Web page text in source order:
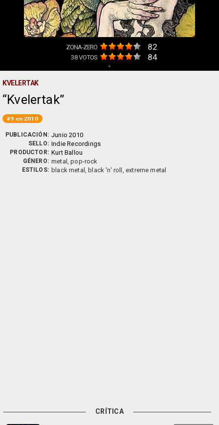
ZONA-ZERO 82
38VOTOS 84
+
KVELERTAK
Kvelertak
#9 en 2010
PUBLICACIÓN: Junio 2010
SELLO: Indie Recordings
PRODUCTOR: Kurt Ballou
GÉNERO: metal, pop-rock
ESTILOS: black metal, black 'n' roll, extreme metal
CRÍTICA